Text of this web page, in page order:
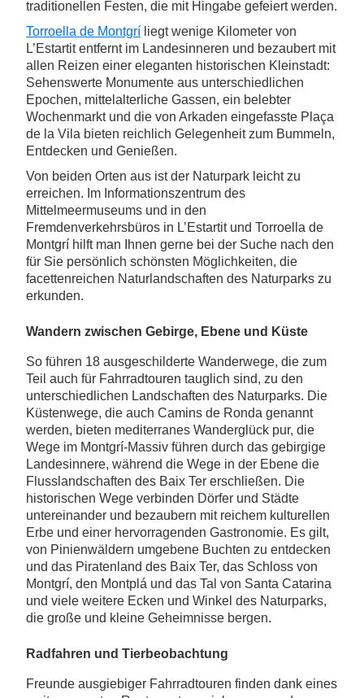
traditionellen Festen, die mit Hingabe gefeiert werden.
Torroella de Montgrí liegt wenige Kilometer von
L’Estartit entfernt im Landesinneren und bezaubert mit
allen Reizen einer eleganten historischen Kleinstadt:
Sehenswerte Monumente aus unterschiedlichen
Epochen, mittelalterliche Gassen, ein belebter
Wochenmarkt und die von Arkaden eingefasste Plaça
de la Vila bieten reichlich Gelegenheit zum Bummeln,
Entdecken und Genießen.
Von beiden Orten aus ist der Naturpark leicht zu
erreichen. Im Informationszentrum des
Mittelmeermuseums und in den
Fremdenverkehrsbüros in L’Estartit und Torroella de
Montgrí hilft man Ihnen gerne bei der Suche nach den
für Sie persönlich schönsten Möglichkeiten, die
facettenreichen Naturlandschaften des Naturparks zu
erkunden.
Wandern zwischen Gebirge, Ebene und Küste
So führen 18 ausgeschilderte Wanderwege, die zum
Teil auch für Fahrradtouren tauglich sind, zu den
unterschiedlichen Landschaften des Naturparks. Die
Küstenwege, die auch Camins de Ronda genannt
werden, bieten mediterranes Wanderglück pur, die
Wege im Montgrí-Massiv führen durch das gebirgige
Landesinnere, während die Wege in der Ebene die
Flusslandschaften des Baix Ter erschließen. Die
historischen Wege verbinden Dörfer und Städte
untereinander und bezaubern mit reichem kulturellen
Erbe und einer hervorragenden Gastronomie. Es gilt,
von Pinienwäldern umgebene Buchten zu entdecken
und das Piratenland des Baix Ter, das Schloss von
Montgrí, den Montplá und das Tal von Santa Catarina
und viele weitere Ecken und Winkel des Naturparks,
die große und kleine Geheimnisse bergen.
Radfahren und Tierbeobachtung
Freunde ausgiebiger Fahrradtouren finden dank eines